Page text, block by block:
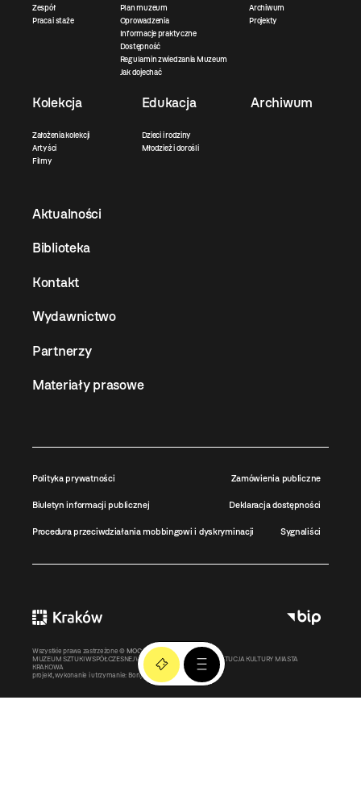
Zespół
Praca i staże
Plan muzeum
Oprowadzenia
Informacje praktyczne
Dostępność
Regulamin zwiedzania Muzeum
Jak dojechać
Archiwum
Projekty
Kolekcja
Założenia kolekcji
Artyści
Filmy
Edukacja
Dzieci i rodziny
Młodzież i dorośli
Archiwum
Aktualności
Biblioteka
Kontakt
Wydawnictwo
Partnerzy
Materiały prasowe
Polityka prywatności Zamówienia publiczne
Biuletyn informacji publicznej Deklaracja dostępności
Procedura przeciwdziałania mobbingowi i dyskryminacji Sygnaliści
Wszystkie prawa zastrzeżone © MOCAK2011-2026
MUZEUM SZTUKI WSPÓŁCZESNEJ W KRAKOWIE MOCAK – INSTYTUCJA KULTURY MIASTA
KRAKOWA
projekt, wykonanie i utrzymanie: Bonjour.pl